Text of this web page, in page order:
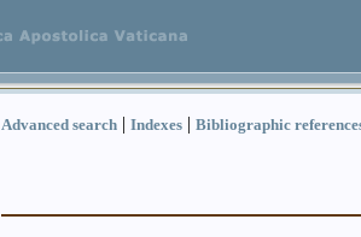
Advanced search | Indexes | Bibliographic